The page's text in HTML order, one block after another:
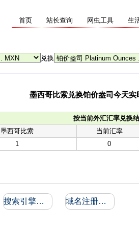
首页 站长查询 网虫工具 生
兑换
墨西哥比索兑换铂价盎司今天实
按当前外汇汇率兑换
墨西哥比索
当前汇率
1
0
搜索引擎收录和反向链接 域名注册信息